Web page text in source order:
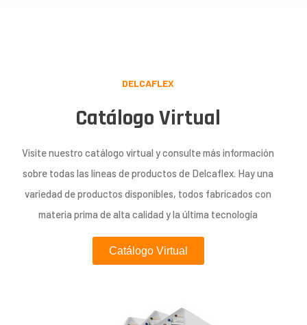
DELCAFLEX
Catálogo Virtual
Visite nuestro catálogo virtual y consulte más información
sobre todas las líneas de productos de Delcaflex. Hay una
variedad de productos disponibles, todos fabricados con
materia prima de alta calidad y la última tecnología
Catálogo Virtual